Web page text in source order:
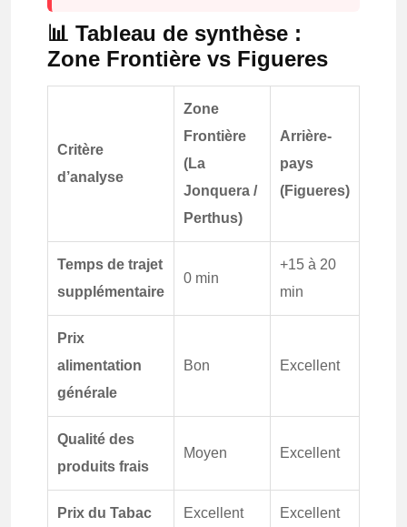
📊 Tableau de synthèse :
Zone Frontière vs Figueres
Critère
d’analyse
Zone
Frontière
(La
Jonquera /
Perthus)
Arrière-
pays
(Figueres)
Temps de trajet
supplémentaire
0 min
+15 à 20
min
Prix
alimentation
générale
Bon Excellent
Qualité des
produits frais
Moyen Excellent
Prix du Tabac Excellent Excellent